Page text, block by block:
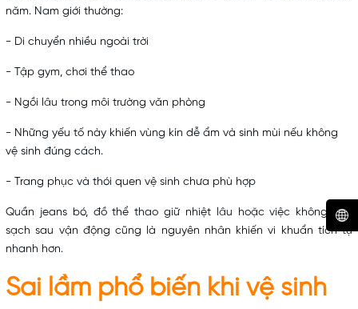
năm. Nam giới thường:
- Di chuyển nhiều ngoài trời
- Tập gym, chơi thể thao
- Ngồi lâu trong môi trường văn phòng
- Những yếu tố này khiến vùng kín dễ ẩm và sinh mùi nếu không
vệ sinh đúng cách.
- Trang phục và thói quen vệ sinh chưa phù hợp
Quần jeans bó, đồ thể thao giữ nhiệt lâu hoặc việc không làm
sạch sau vận động cũng là nguyên nhân khiến vi khuẩn tích tụ
nhanh hơn.
Sai lầm phổ biến khi vệ sinh